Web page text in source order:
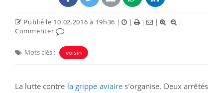
Publié le 10.02.2016 à 19h36 | | | |
|
Commenter
Mots clés : voisin
La lutte contre la grippe aviaire s’organise. Deux arrêtés